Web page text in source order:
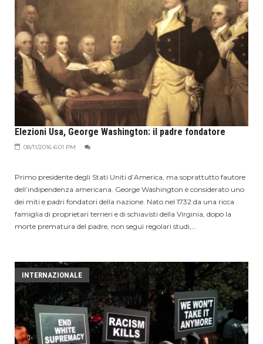
Elezioni Usa, George Washington: il padre fondatore
08/11/2016 6:01 PM
Primo presidente degli Stati Uniti d’America, ma soprattutto fautore
dell’indipendenza americana. George Washington è considerato uno
dei miti e padri fondatori della nazione. Nato nel 1732 da una ricca
famiglia di proprietari terrieri e di schiavisti della Virginia, dopo la
morte prematura del padre, non seguì regolari studi,...
INTERNAZIONALE